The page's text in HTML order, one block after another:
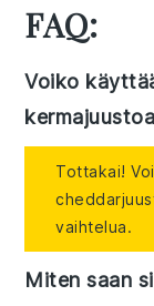
FAQ:
Voiko
Tottakai!
vaihtelua.
Miten saan